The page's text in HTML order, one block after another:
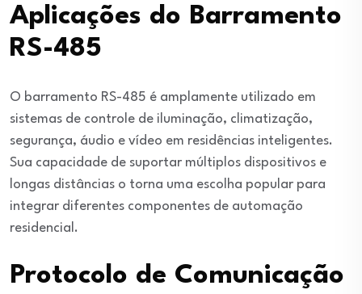
Aplicações do Barramento
RS-485
O barramento RS-485 é amplamente utilizado em
sistemas de controle de iluminação, climatização,
segurança, áudio e vídeo em residências inteligentes.
Sua capacidade de suportar múltiplos dispositivos e
longas distâncias o torna uma escolha popular para
integrar diferentes componentes de automação
residencial.
Protocolo de Comunicação